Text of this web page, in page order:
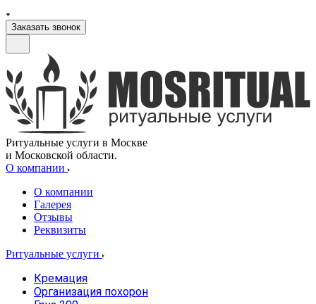
Заказать звонок
Ритуальные услуги в Москве
и Московской области.
О компании
О компании
Галерея
Отзывы
Реквизиты
Ритуальные услуги
Кремация
Организация похорон